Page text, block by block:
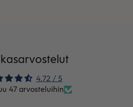
4.72 / 5
47 arvosteluihin